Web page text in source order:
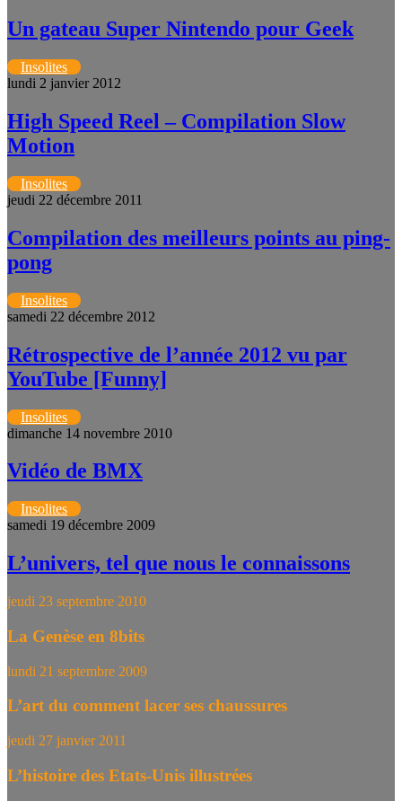
Un gateau Super Nintendo pour Geek
Insolites
lundi 2 janvier 2012
High Speed Reel – Compilation Slow
Motion
Insolites
jeudi 22 décembre 2011
Compilation des meilleurs points au ping-
pong
Insolites
samedi 22 décembre 2012
Rétrospective de l’année 2012 vu par
YouTube [Funny]
Insolites
dimanche 14 novembre 2010
Vidéo de BMX
Insolites
samedi 19 décembre 2009
L’univers, tel que nous le connaissons
jeudi 23 septembre 2010
La Genèse en 8bits
lundi 21 septembre 2009
L’art du comment lacer ses chaussures
jeudi 27 janvier 2011
L’histoire des Etats-Unis illustrées